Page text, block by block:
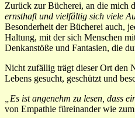
Zurück zur Bücherei, an die mich
ernsthaft und vielfältig sich viele
Besonderheit der Bücherei auch,
Haltung, mit der sich Menschen
Denkanstöße und Fantasien, die
Nicht zufällig trägt dieser Ort den
Lebens gesucht, geschützt und
„Es ist angenehm zu lesen, dass
von Empathie füreinander wie